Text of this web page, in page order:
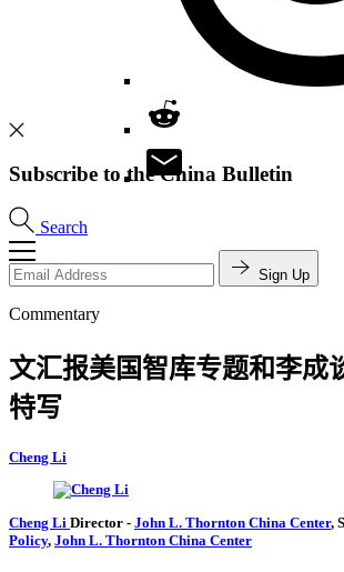
Search
Subscribe to the China Bulletin
Sign Up
Commentary
文汇报美国智库专题和李成
特写
Cheng Li
Cheng Li Director - John L. Thornton China Center,
Policy, John L. Thornton China Center